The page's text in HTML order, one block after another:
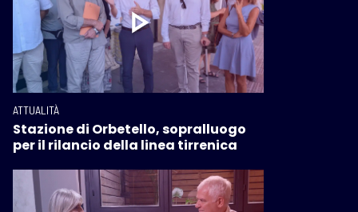
ATTUALITÀ
Stazione di Orbetello, sopralluogo
per il rilancio della linea tirrenica